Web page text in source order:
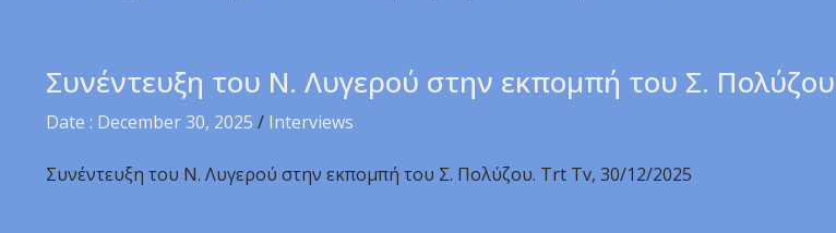
Συνέντευξη του Ν. Λυγερού στην εκπομπή του Σ.
Date : December 30, 2025 / Interviews
Συνέντευξη του Ν. Λυγερού στην εκπομπή του Σ. Πολύζου. Trt Tv, 30/12/2025